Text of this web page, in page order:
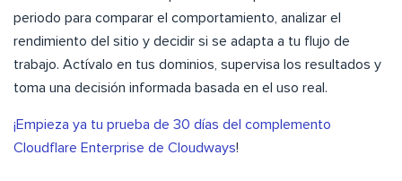
periodo para comparar el comportamiento, analizar el
rendimiento del sitio y decidir si se adapta a tu flujo de
trabajo. Actívalo en tus dominios, supervisa los resultados y
toma una decisión informada basada en el uso real.
¡Empieza ya tu prueba de 30 días del complemento
Cloudflare Enterprise de Cloudways!